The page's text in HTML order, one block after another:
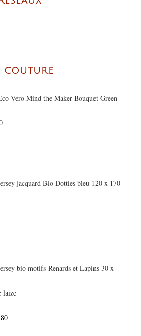
COUTURE
Vero Mind the Maker Bouquet Green
jacquard Bio Dotties bleu 120 x 170
bio motifs Renards et Lapins 30 x
laize